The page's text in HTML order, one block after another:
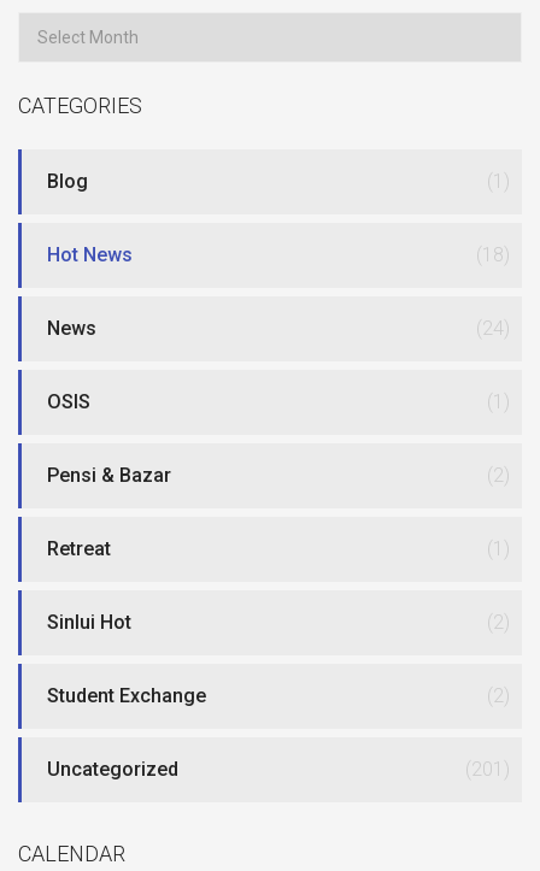
CATEGORIES
Blog (1)
Hot News (18)
News (24)
OSIS (1)
Pensi & Bazar (2)
Retreat (1)
Sinlui Hot (2)
Student Exchange (2)
Uncategorized (201)
CALENDAR